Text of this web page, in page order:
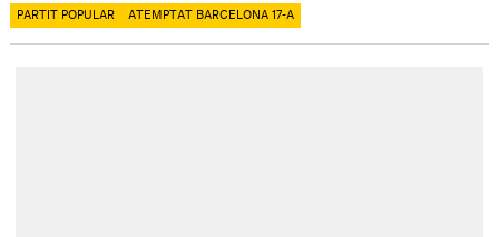
PARTIT POPULAR ATEMPTAT BARCELONA 17-A